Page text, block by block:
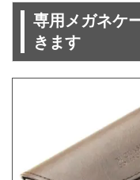
専用メガネケ
きます